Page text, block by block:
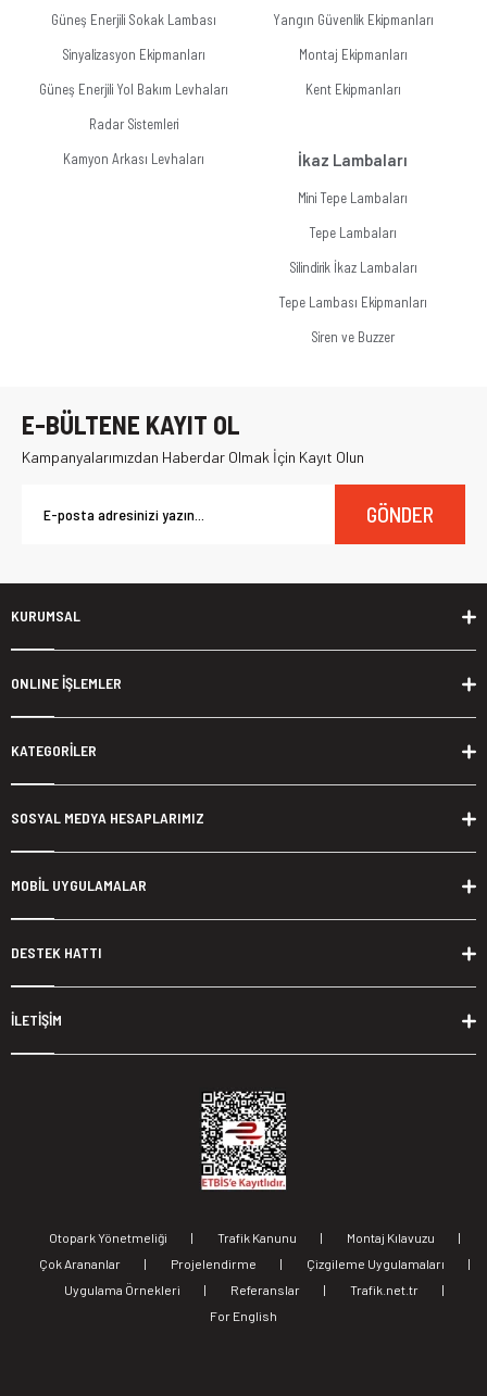
Güneş Enerjili Sokak Lambası
Sinyalizasyon Ekipmanları
Güneş Enerjili Yol Bakım Levhaları
Radar Sistemleri
Kamyon Arkası Levhaları
Yangın Güvenlik Ekipmanları
Montaj Ekipmanları
Kent Ekipmanları
İkaz Lambaları
Mini Tepe Lambaları
Tepe Lambaları
Silindirik İkaz Lambaları
Tepe Lambası Ekipmanları
Siren ve Buzzer
E-BÜLTENE KAYIT OL
Kampanyalarımızdan Haberdar Olmak İçin Kayıt Olun
GÖNDER
KURUMSAL
ONLINE İŞLEMLER
KATEGORİLER
SOSYAL MEDYA HESAPLARIMIZ
MOBİL UYGULAMALAR
DESTEK HATTI
İLETİŞİM
Otopark Yönetmeliği | Trafik Kanunu | Montaj Kılavuzu
|
Çok Arananlar
| Projelendirme | Çizgileme Uygulamaları
|
Uygulama Örnekleri
| Referanslar | Trafik.net.tr
|
For English